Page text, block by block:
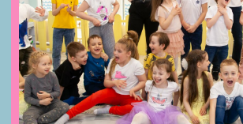
Вечеринку с зажигательными танцами
и фееричной бумажной дискотекой
заказывали?! Ведь тот, кто не видел
бумажной феерии — ничего не знает
о зажигательном детском празднике!
Бумажная дискотека-настоящий хит ЧЧ.